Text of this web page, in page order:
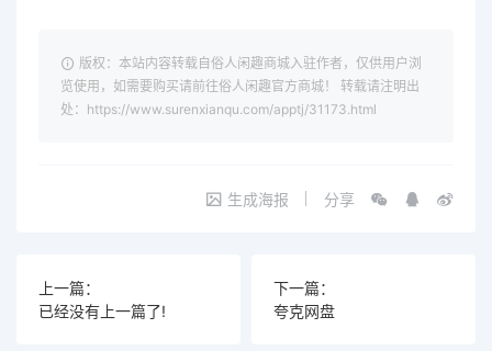
版权：本站内容转载自俗人闲趣商城入驻作者，仅供用户浏
览使用，如需要购买请前往俗人闲趣官方商城！ 转载请注明出
处：https://www.surenxianqu.com/apptj/31173.html
生成海报 分享
上一篇：
已经没有上一篇了!
下一篇：
夸克网盘